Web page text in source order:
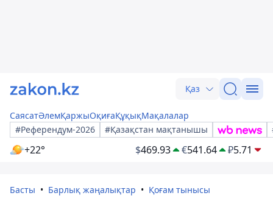
Қаз
СаясатӘлемҚаржыОқиғаҚұқықМақалалар
#Референдум-2026
#Қазақстан мақтанышы
+22° $469.93 €541.64 ₽5.71
Басты Барлық жаңалықтар Қоғам тынысы